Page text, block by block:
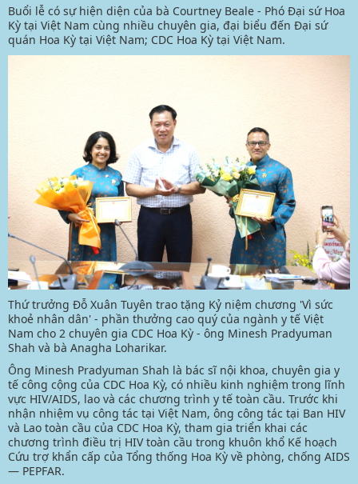
Buổi lễ có sự hiện diện của bà Courtney Beale - Phó Đại sứ Hoa
Kỳ tại Việt Nam cùng nhiều chuyên gia, đại biểu đến Đại sứ
quán Hoa Kỳ tại Việt Nam; CDC Hoa Kỳ tại Việt Nam.
Thứ trưởng Đỗ Xuân Tuyên trao tặng Kỷ niệm chương 'Vì sức
khoẻ nhân dân' - phần thưởng cao quý của ngành y tế Việt
Nam cho 2 chuyên gia CDC Hoa Kỳ - ông Minesh Pradyuman
Shah và bà Anagha Loharikar.
Ông Minesh Pradyuman Shah là bác sĩ nội khoa, chuyên gia y
tế công cộng của CDC Hoa Kỳ, có nhiều kinh nghiệm trong lĩnh
vực HIV/AIDS, lao và các chương trình y tế toàn cầu. Trước khi
nhận nhiệm vụ công tác tại Việt Nam, ông công tác tại Ban HIV
và Lao toàn cầu của CDC Hoa Kỳ, tham gia triển khai các
chương trình điều trị HIV toàn cầu trong khuôn khổ Kế hoạch
Cứu trợ khẩn cấp của Tổng thống Hoa Kỳ về phòng, chống AIDS
— PEPFAR.